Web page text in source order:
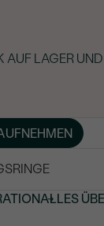
LAGER
ALLES